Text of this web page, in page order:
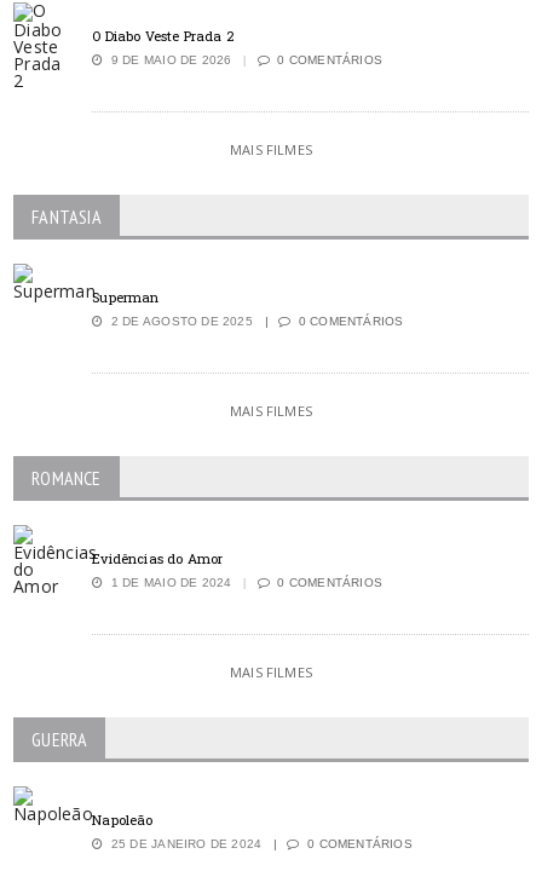
O Diabo Veste Prada 2
9 DE MAIO DE 2026 0 COMENTÁRIOS
MAIS FILMES
FANTASIA
Superman
2 DE AGOSTO DE 2025 0 COMENTÁRIOS
MAIS FILMES
ROMANCE
Evidências do Amor
1 DE MAIO DE 2024 0 COMENTÁRIOS
MAIS FILMES
GUERRA
Napoleão
25 DE JANEIRO DE 2024 0 COMENTÁRIOS